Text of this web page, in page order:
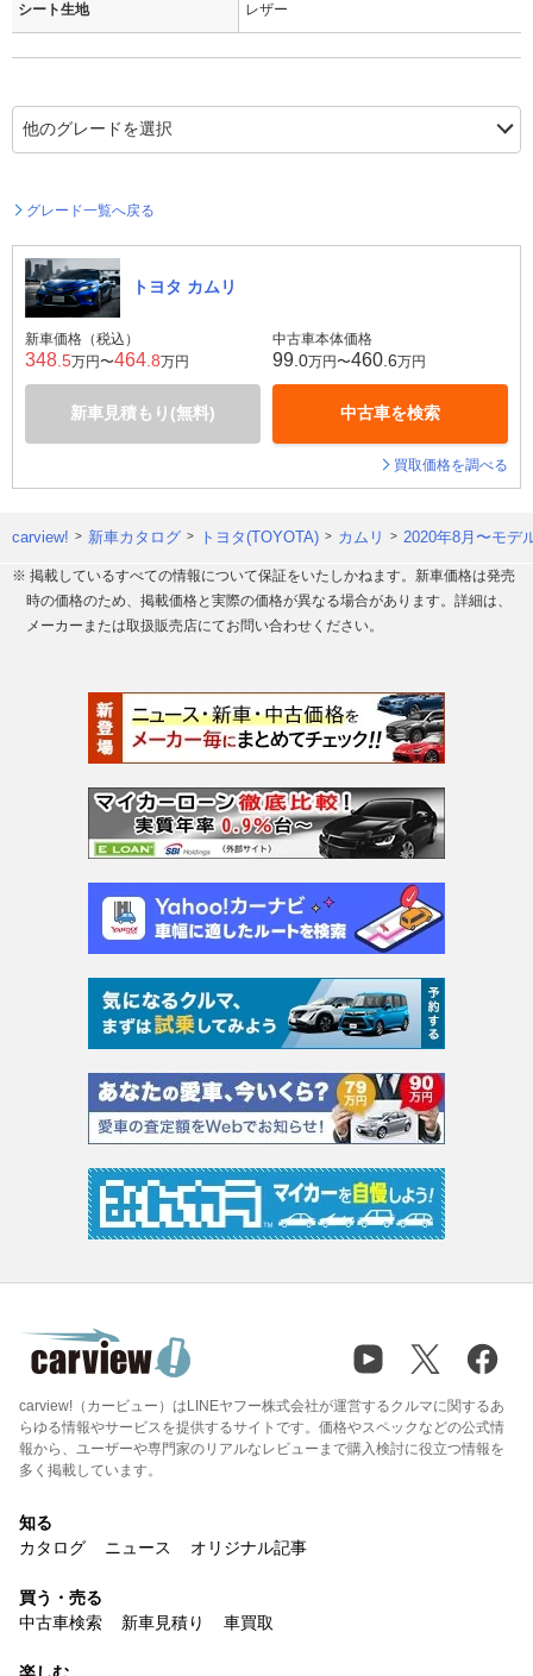
シート生地 レザー
グレード一覧へ戻る
トヨタ カムリ
新車価格（税込）
348 .5万円〜464 .8万円
新車見積もり(無料)
中古車本体価格
99 .0万円〜460 .6万円
中古車を検索
買取価格を調べる
carview! 新車カタログ トヨタ(TOYOTA) カムリ 2020年8月〜モデ
※ 掲載しているすべての情報について保証をいたしかねます。新車価格は発売
時の価格のため、掲載価格と実際の価格が異なる場合があります。詳細は、
メーカーまたは取扱販売店にてお問い合わせください。
carview!（カービュー）はLINEヤフー株式会社が運営するクルマに関するあ
らゆる情報やサービスを提供するサイトです。価格やスペックなどの公式情
報から、ユーザーや専門家のリアルなレビューまで購入検討に役立つ情報を
多く掲載しています。
知る
カタログ
ニュース オリジナル記事
買う・売る
中古車検索
新車見積り 車買取